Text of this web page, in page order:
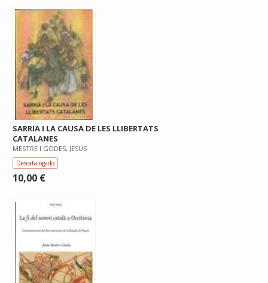
SARRIA I LA CAUSA DE LES LLIBERTATS
CATALANES
MESTRE I GODES, JESUS
Descatalogado
10,00 €